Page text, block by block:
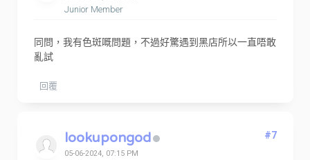
Junior Member
同問，我有色斑嘅問題，不過好驚遇到黑店所以一直唔敢
亂試
回覆
lookupongod
05-06-2024, 07:15 PM
#7